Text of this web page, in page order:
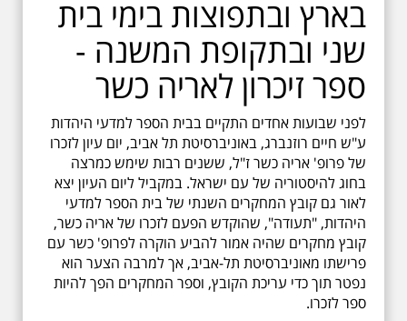
בארץ ובתפוצות בימי בית
שני ובתקופת המשנה -
ספר זיכרון לאריה כשר
לפני שבועות אחדים התקיים בבית הספר למדעי היהדות
ע"ש חיים רוזנברג, באוניברסיטת תל אביב, יום עיון לזכרו
של פרופ' אריה כשר ז"ל, ששנים רבות שימש כמרצה
בחוג להיסטוריה של עם ישראל. במקביל ליום העיון יצא
לאור גם קובץ המחקרים השנתי של בית הספר למדעי
היהדות, "תעודה", שהוקדש הפעם לזכרו של אריה כשר,
קובץ מחקרים שהיה אמור להביע הוקרה לפרופ' כשר עם
פרישתו מאוניברסיטת תל-אביב, אך למרבה הצער הוא
נפטר תוך כדי עריכת הקובץ, וספר המחקרים הפך להיות
ספר לזכרו.